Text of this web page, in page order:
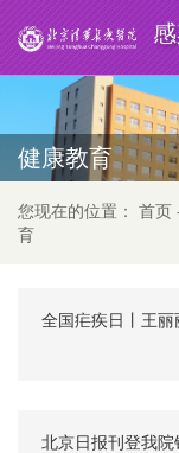
健康教育
您现在的位置： 首页
育
全国疟疾日丨王丽
北京日报刊登我院